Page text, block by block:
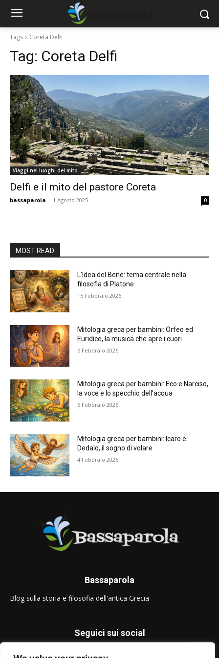
Tags Coreta Delfi
Tag: Coreta Delfi
Viaggi nei luoghi del mito
Delfi e il mito del pastore Coreta
bassaparola - 1 Agosto 2025 0
MOST READ
L’Idea del Bene: tema centrale nella
filosofia di Platone
15 Febbraio 2026
Mitologia greca per bambini: Orfeo ed
Euridice, la musica che apre i cuori
6 Febbraio 2026
Mitologia greca per bambini: Eco e Narciso,
la voce e lo specchio dell’acqua
5 Febbraio 2026
Mitologia greca per bambini: Icaro e
Dedalo, il sogno di volare
4 Febbraio 2026
Bassaparola
Blog sulla storia e filosofia dell'antica Grecia
Seguici sui social